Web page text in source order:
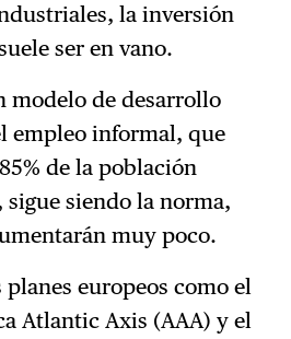
la inversión
ser en vano.
modelo de desarrollo
empleo informal, que
de la población
sigue siendo la norma,
muy poco.
planes europeos como el
Atlantic Axis (AAA) y el